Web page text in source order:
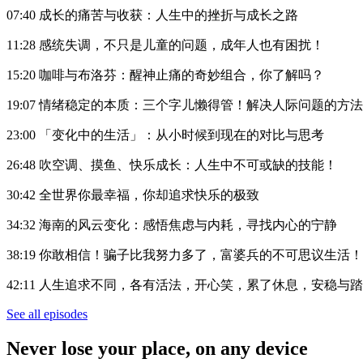
07:40 成长的痛苦与收获：人生中的挫折与成长之路
11:28 感统失调，不只是儿童的问题，成年人也有困扰！
15:20 咖啡与布洛芬：醒神止痛的奇妙组合，你了解吗？
19:07 情绪稳定的本质：三个字儿懒得管！解决人际问题的方法
23:00 「变化中的生活」：从小时候到现在的对比与思考
26:48 吹空调、摸鱼、快乐成长：人生中不可或缺的技能！
30:42 全世界你最幸福，你却追求快乐的极致
34:32 海南的风云变化：感悟焦虑与内耗，寻找内心的宁静
38:19 你敢相信！骗子比我努力多了，富婆兵的不可思议生活！
42:11 人生追求不同，各有活法，开心笑，累了休息，安稳与
See all episodes
Never lose your place, on any device